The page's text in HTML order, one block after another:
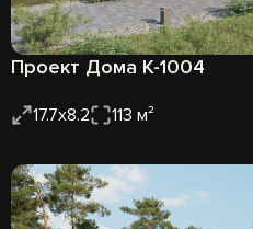
Проект Дома К-1004
17.7х8.2 113 м²